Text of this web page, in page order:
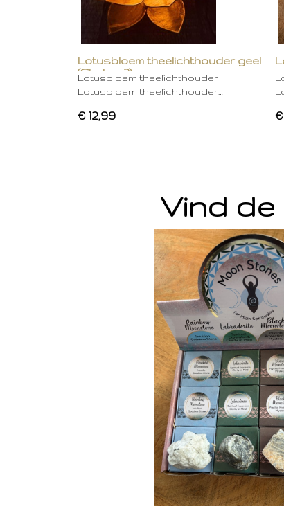
Lotusbloem theelichthouder geel
(Chakra 3)
Lotusbloem theelichthouder
Lotusbloem theelichthouder…
€ 12,99 €
Vind